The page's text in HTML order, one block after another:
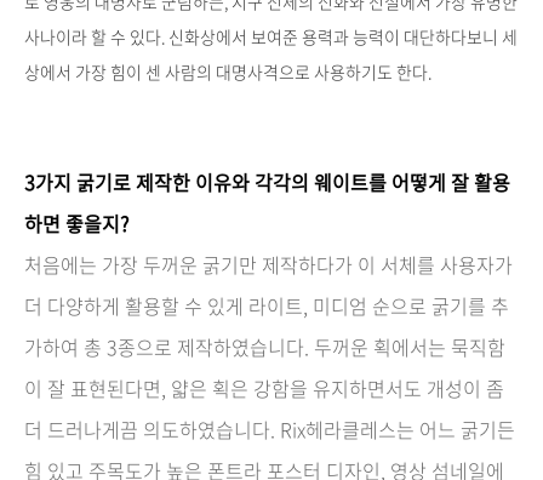
사나이라 할 수 있다. 신화상에서 보여준 용력과 능력이 대단하다보니 세
상에서 가장 힘이 센 사람의 대명사격으로 사용하기도 한다.
3가지 굵기로 제작한 이유와 각각의 웨이트를 어떻게 잘 활용
하면 좋을지?
처음에는 가장 두꺼운 굵기만 제작하다가 이 서체를 사용자가
더 다양하게 활용할 수 있게 라이트, 미디엄 순으로 굵기를 추
가하여 총 3종으로 제작하였습니다. 두꺼운 획에서는 묵직함
이 잘 표현된다면, 얇은 획은 강함을 유지하면서도 개성이 좀
더 드러나게끔 의도하였습니다. Rix헤라클레스는 어느 굵기든
힘 있고 주목도가 높은 폰트라 포스터 디자인, 영상 섬네일에